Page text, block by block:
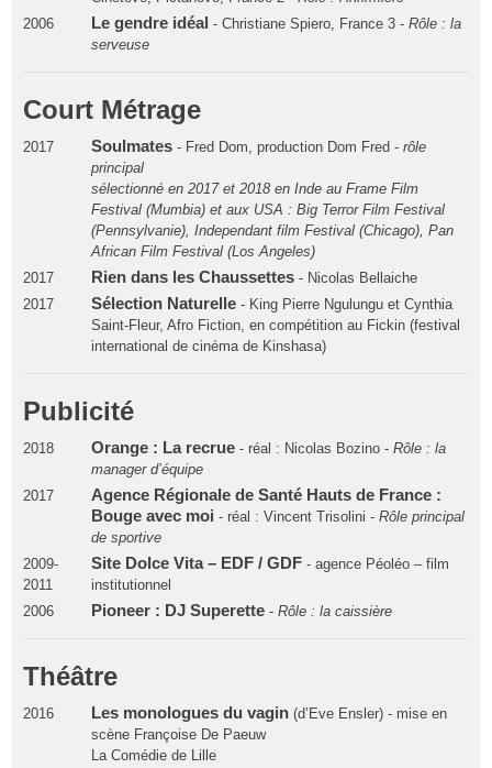
2006
Le gendre idéal - Christiane Spiero, France 3 - Rôle : la
serveuse
Court Métrage
2017 Soulmates- Fred Dom, production Dom Fred - rôle
principal
sélectionné en 2017 et 2018 en Inde au Frame Film
Festival (Mumbia) et aux USA : Big Terror Film Festival
(Pennsylvanie), Independant film Festival (Chicago), Pan
African Film Festival (Los Angeles)
2017
Rien dans les Chaussettes- Nicolas Bellaiche
2017
Sélection Naturelle- King Pierre Ngulungu et Cynthia
Saint-Fleur, Afro Fiction, en compétition au Fickin (festival
international de cinéma de Kinshasa)
Publicité
2018 Orange : La recrue- réal : Nicolas Bozino - Rôle : la
manager d’équipe
2017
Agence Régionale de Santé Hauts de France :
Bouge avec moi - réal : Vincent Trisolini - Rôle principal
de sportive
2009-
2011
Site Dolce Vita – EDF / GDF- agence Péoléo – film
institutionnel
2006
Pioneer : DJ Superette- Rôle : la caissière
Théâtre
2016 Les monologues du vagin(d’Eve Ensler) - mise en
scène Françoise De Paeuw
La Comédie de Lille